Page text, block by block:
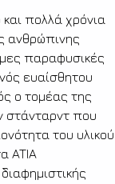
πολλά χρόνια
ανθρώπινης
παραφυσικές
ευαίσθητου
ο τομέας της
στάνταρντ που
του υλικού
ATIA